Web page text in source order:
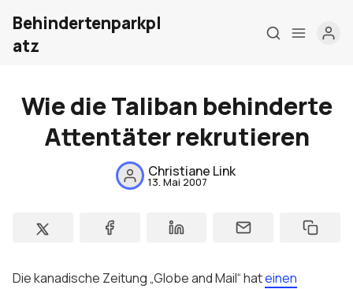
Meine Firma
Behindertenparkpl
atz
Wie die Taliban behinderte
Attentäter rekrutieren
Christiane Link
13. Mai 2007
Die kanadische Zeitung „Globe and Mail“ hateinen